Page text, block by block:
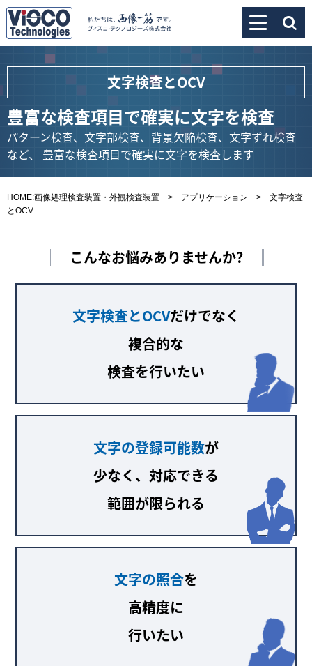
文字検査とOCV
豊富な検査項目で確実に文字を検査
パターン検査、文字部検査、背景欠陥検査、文字ずれ検査
など、
豊富な検査項目で確実に文字を検査します
HOME:画像処理検査装置・外観検査装置 > アプリケーション > 文字検査
とOCV
こんなお悩みありませんか?
文字検査とOCVだけでなく
複合的な
検査を行いたい
文字の登録可能数が
少なく、対応できる
範囲が限られる
文字の照合を
高精度に
行いたい